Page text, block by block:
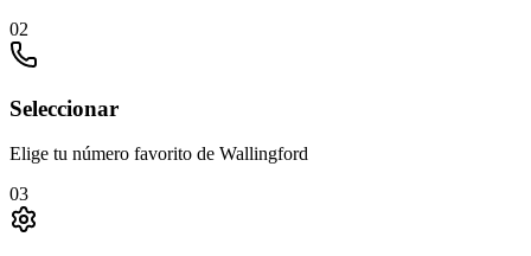
02
Seleccionar
Elige tu número favorito de Wallingford
03